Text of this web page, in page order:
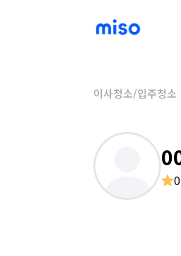
이사청소/입주청소